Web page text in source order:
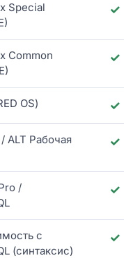
Special
✓
Common
✓
OS) ✓
ALT Рабочая
✓
/
✓
с
(синтаксис)
✓